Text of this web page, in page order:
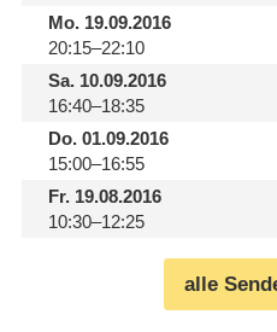
Mo.19.09.2016
20:15–22:10
Sa.10.09.2016
16:40–18:35
Do.01.09.2016
15:00–16:55
Fr.19.08.2016
10:30–12:25
alle